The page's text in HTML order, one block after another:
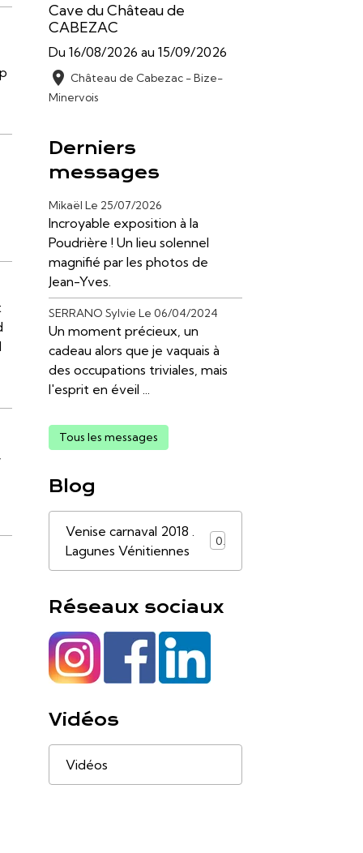
Cave du Château de
CABEZAC
Du 16/08/2026 au 15/09/2026
Château de Cabezac - Bize-
Minervois
Derniers
messages
Mikaël Le 25/07/2026
Incroyable exposition à la
Poudrière ! Un lieu solennel
magnifié par les photos de
Jean-Yves.
SERRANO Sylvie Le 06/04/2024
Un moment précieux, un
cadeau alors que je vaquais à
des occupations triviales, mais
l'esprit en éveil ...
Tous les messages
Blog
Venise carnaval 2018 .
Lagunes Vénitiennes
0
Réseaux sociaux
Vidéos
Vidéos